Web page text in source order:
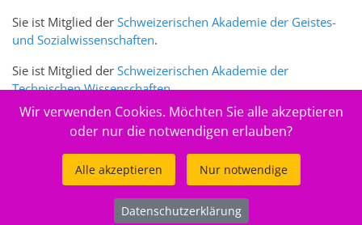
Sie ist Mitglied der Schweizerischen Akademie der Geistes-
und Sozialwissenschaften.
Sie ist Mitglied der Schweizerischen Akademie der
Technischen Wissenschaften.
Sie ist zudem Mitglied des Schweizer Portalswww.sciences-
Stiftung Bibliothek Werner Oechslin
Wir verwenden Cookies. Möchten Sie alle akzeptieren
oder nur die notwendigen erlauben?
Alle akzeptieren Nur notwendige
Datenschutzerklärung